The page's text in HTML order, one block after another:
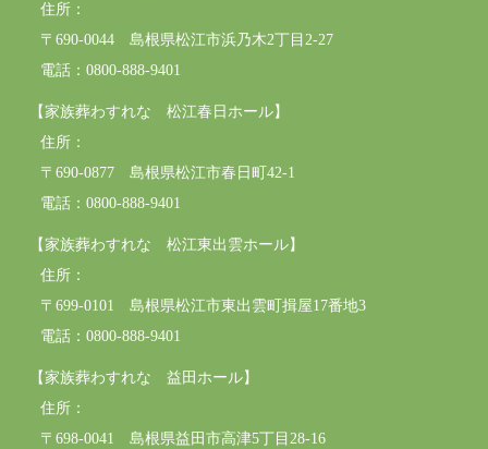
住所：
〒690-0044 島根県松江市浜乃木2丁目2-27
電話：0800-888-9401
【家族葬わすれな 松江春日ホール】
住所：
〒690-0877 島根県松江市春日町42-1
電話：0800-888-9401
【家族葬わすれな 松江東出雲ホール】
住所：
〒699-0101 島根県松江市東出雲町揖屋17番地3
電話：0800-888-9401
【家族葬わすれな 益田ホール】
住所：
〒698-0041 島根県益田市高津5丁目28-16